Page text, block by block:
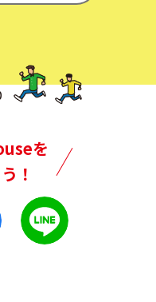
を
！